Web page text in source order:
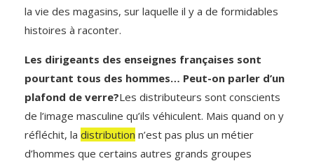
la vie des magasins, sur laquelle il y a de formidables
histoires à raconter.
Les dirigeants des enseignes françaises sont
pourtant tous des hommes… Peut-on parler d’un
plafond de verre?Les distributeurs sont conscients
de l’image masculine qu’ils véhiculent. Mais quand on y
réfléchit, la distribution n’est pas plus un métier
d’hommes que certains autres grands groupes